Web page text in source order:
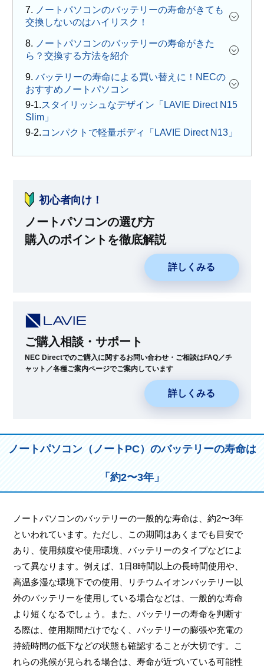
7. ノートパソコンのバッテリーの寿命がきても
交換しないのはハイリスク！
8. ノートパソコンのバッテリーの寿命がきた
ら？交換する方法を紹介
9. バッテリーの寿命による買い替えに！NECの
おすすめノートパソコン
スタイリッシュなデザイン「LAVIE Direct N15
Slim」
コンパクトで軽量ボディ「LAVIE Direct N13」
初心者向け！
ノートパソコンの選び方
購入のポイントを徹底解説
詳しくみる
ご購入相談・サポート
NEC Directでのご購入に関するお問い合わせ・ご相談はFAQ／チ
ャット／各種ご案内ページでご案内しています
詳しくみる
ノートパソコン（ノートPC）のバッテリーの寿命は
「約2〜3年」
ノートパソコンのバッテリーの一般的な寿命は、約2〜3年
といわれています。ただし、この期間はあくまでも目安で
あり、使用頻度や使用環境、バッテリーのタイプなどによ
って異なります。例えば、1日8時間以上の長時間使用や、
高温多湿な環境下での使用、リチウムイオンバッテリー以
外のバッテリーを使用している場合などは、一般的な寿命
より短くなるでしょう。また、バッテリーの寿命を判断す
る際は、使用期間だけでなく、バッテリーの膨張や充電の
持続時間の低下などの状態も確認することが大切です。こ
れらの兆候が見られる場合は、寿命が近づいている可能性